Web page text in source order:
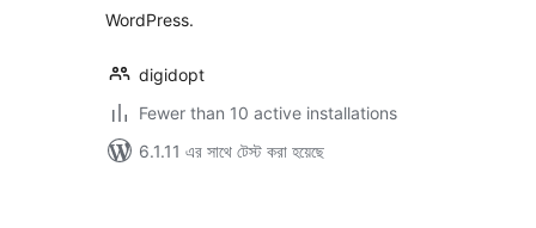
WordPress.
digidopt
Fewer than 10 active installations
6.1.11 এর সাথে টেস্ট করা হয়েছে